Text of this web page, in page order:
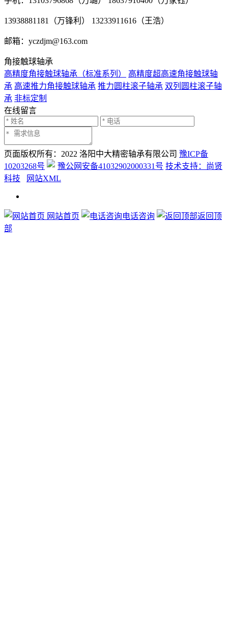
13938881181（万锋利） 13233911616（王浩）
邮箱：yczdjm@163.com
角接触球轴承
高精度角接触球轴承（标准系列）
高精度超高速角接触球轴
承 高速推力角接触球轴承 推力圆柱滚子轴承 双列圆柱滚子轴
承 非标定制
在线留言
页面版权所有：2022 洛阳中大精密轴承有限公司 豫ICP备
10203268号
豫公网安备41032902000331号 技术支持：尚贤
科技
网站XML
网站首页 电话咨询
返回顶
部